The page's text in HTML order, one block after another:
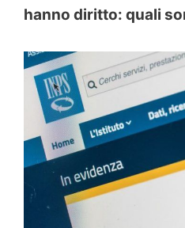
hanno diritto: quali